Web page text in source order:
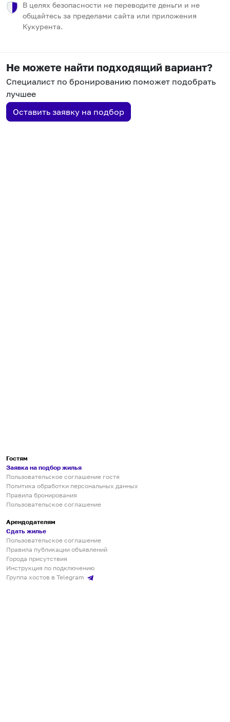
В целях безопасности не переводите деньги и не
общайтесь за пределами сайта или приложения
Кукурента.
Не можете найти подходящий вариант?
Специалист по бронированию поможет подобрать
лучшее
Оставить заявку на подбор
Гостям
Заявка на подбор жилья
Пользовательское соглашение гостя
Политика обработки персональных данных
Правила бронирования
Пользовательское соглашение
Арендодателям
Сдать жилье
Пользовательское соглашение
Правила публикации объявлений
Города присутствия
Инструкция по подключению
Группа хостов в Telegram